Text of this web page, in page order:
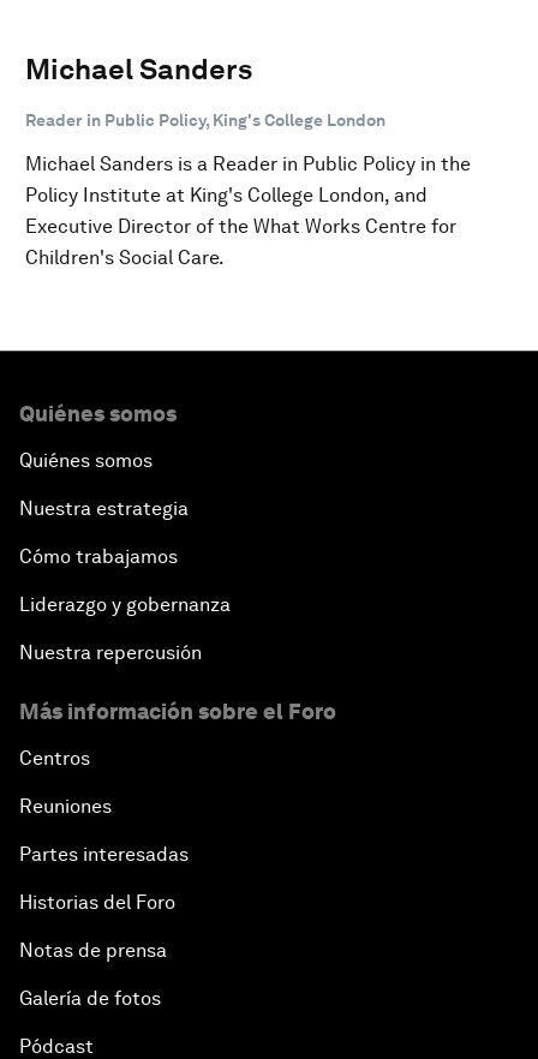
Michael Sanders
Reader in Public Policy, King's College London
Michael Sanders is a Reader in Public Policy in the
Policy Institute at King's College London, and
Executive Director of the What Works Centre for
Children's Social Care.
Quiénes somos
Quiénes somos
Nuestra estrategia
Cómo trabajamos
Liderazgo y gobernanza
Nuestra repercusión
Más información sobre el Foro
Centros
Reuniones
Partes interesadas
Historias del Foro
Notas de prensa
Galería de fotos
Pódcast